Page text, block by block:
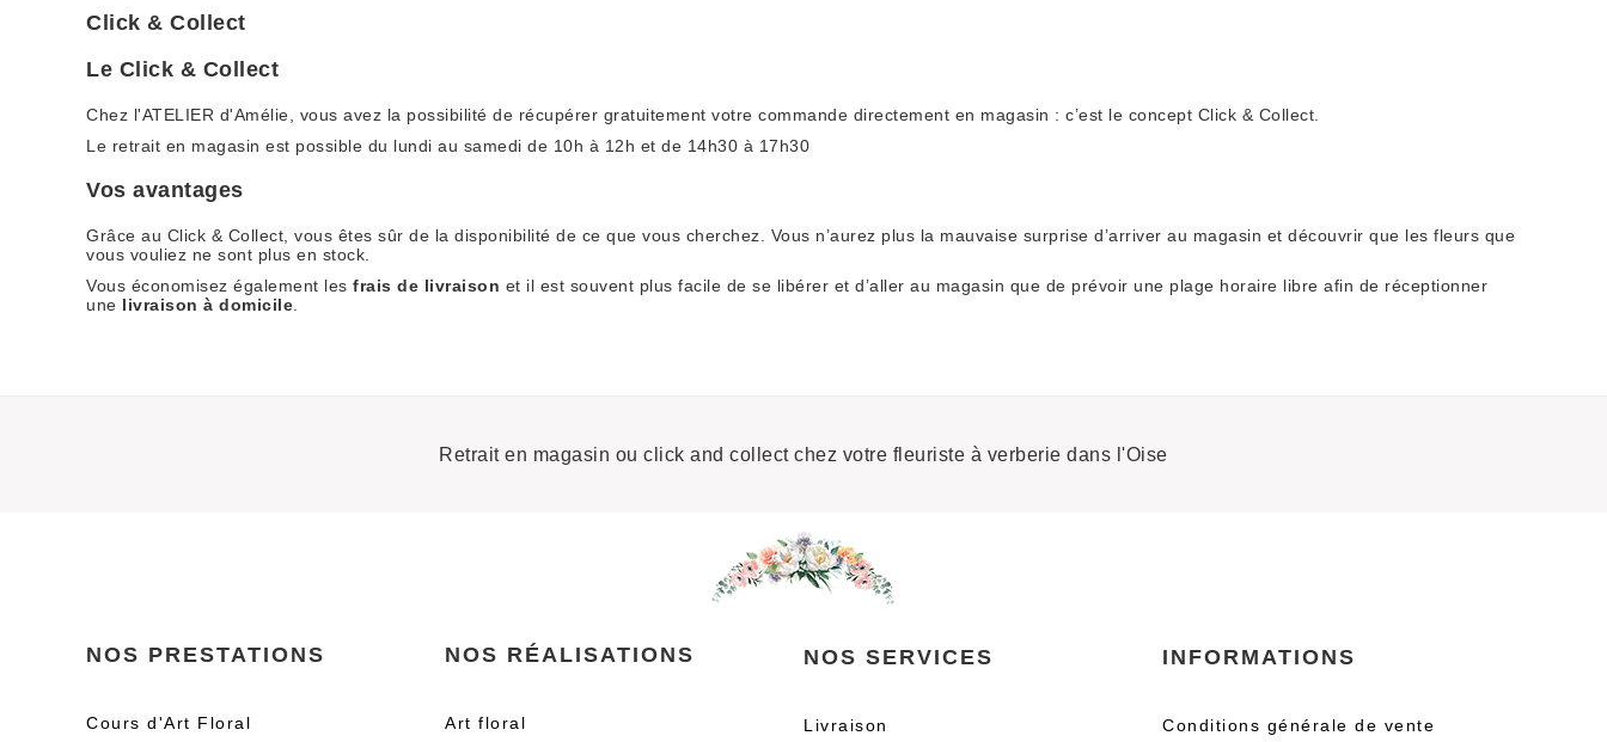
Click & Collect
Le Click & Collect
Chez l'ATELIER d'Amélie, vous avez la possibilité de récupérer gratuitement votre commande directement en magasin : c’est le concept Click & Collect.
Le retrait en magasin est possible du lundi au samedi de 10h à 12h et de 14h30 à 17h30
Vos avantages
Grâce au Click & Collect, vous êtes sûr de la disponibilité de ce que vous cherchez. Vous n’aurez plus la mauvaise surprise d’arriver au magasin et découvrir que les fleurs que
vous vouliez ne sont plus en stock.
Vous économisez également les frais de livraison et il est souvent plus facile de se libérer et d’aller au magasin que de prévoir une plage horaire libre afin de réceptionner
une livraison à domicile
Retrait en magasin ou click and collect chez votre fleuriste à verberie dans l'Oise
NOS PRESTATIONS
Cours d'Art Floral
NOS RÉALISATIONS
Art floral
NOS SERVICES
Livraison
INFORMATIONS
Conditions générale de vente